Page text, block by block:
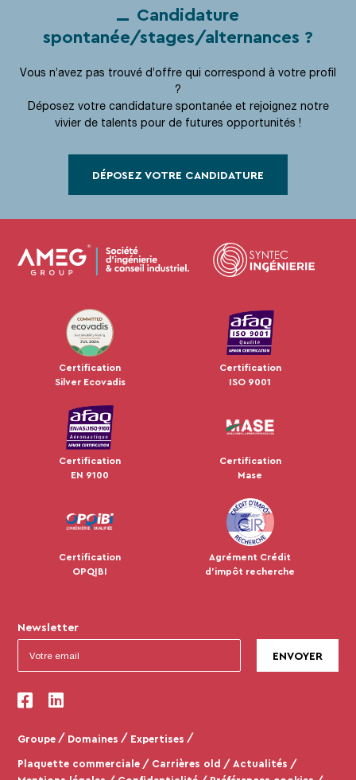
Candidature
spontanée/stages/alternances ?
Vous n’avez pas trouvé d’offre qui correspond à votre profil
?
Déposez votre candidature spontanée et rejoignez notre
vivier de talents pour de futures opportunités !
DÉPOSEZ VOTRE CANDIDATURE
JUL 2024
Certification
Silver Ecovadis
Certification
ISO 9001
Certification
EN 9100
Certification
Mase
Certification
OPQIBI
Agrément Crédit
d'impôt recherche
Newsletter
Groupe Domaines
Expertises
Plaquette commerciale
Carrières old
Actualités